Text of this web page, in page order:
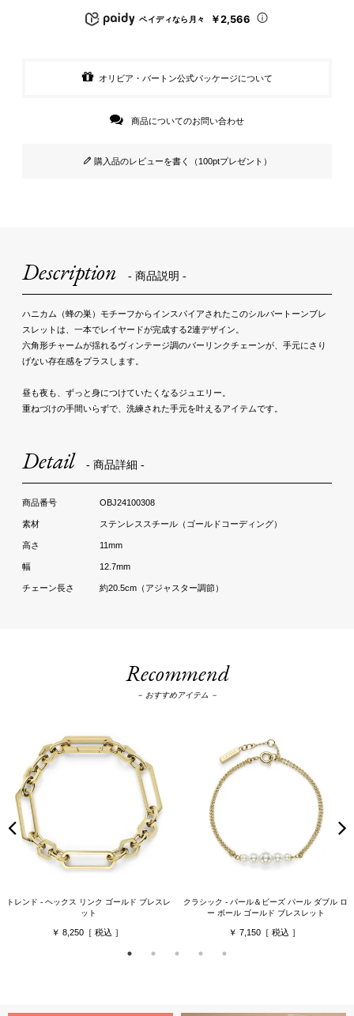
ペイディなら月々 ￥2,566
オリビア・バートン公式パッケージについて
商品についてのお問い合わせ
購入品のレビューを書く（100ptプレゼント）
Description - 商品説明 -
ハニカム（蜂の巣）モチーフからインスパイアされたこのシルバートーンブレ
スレットは、一本でレイヤードが完成する2連デザイン。
六角形チャームが揺れるヴィンテージ調のバーリンクチェーンが、手元にさり
げない存在感をプラスします。
昼も夜も、ずっと身につけていたくなるジュエリー。
重ねづけの手間いらずで、洗練された手元を叶えるアイテムです。
Detail - 商品詳細 -
OBJ24100308
ステンレススチール（ゴールドコーディング）
11mm
12.7mm
約20.5cm（アジャスター調節）
Recommend
－ おすすめアイテム －
トレンド - ヘックス リンク ゴールド ブレスレ
ット
8,250
クラシック - パール＆ビーズ パール ダブル ロ
ー ボール ゴールド ブレスレット
7,150